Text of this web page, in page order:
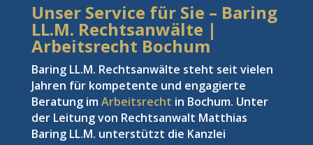
Unser Service für Sie – Baring
LL.M. Rechtsanwälte |
Arbeitsrecht Bochum
Baring LL.M. Rechtsanwälte steht seit vielen
Jahren für kompetente und engagierte
Beratung imArbeitsrecht in Bochum. Unter
der Leitung von Rechtsanwalt Matthias
Baring LL.M. unterstützt die Kanzlei